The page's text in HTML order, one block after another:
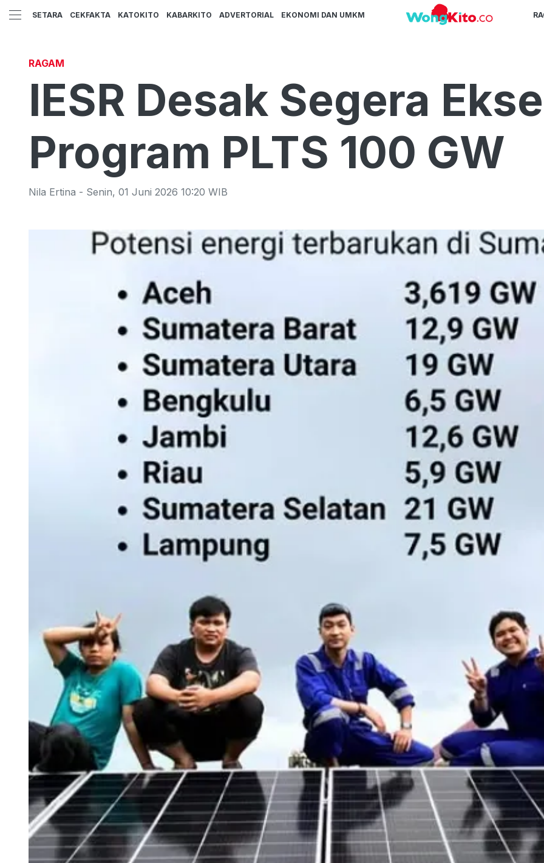
SETARA CEKFAKTA KATOKITO KABARKITO ADVERTORIAL EKONOMI DAN UMKM
RAGAM
IESR Desak Segera
Program PLTS 100 GW
Nila Ertina - Senin, 01 Juni 2026 10:20 WIB